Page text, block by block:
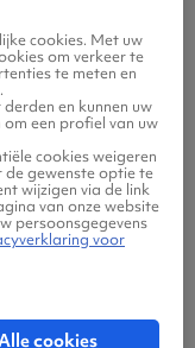
van Malta en
De
paleizen
je de
terwijl de stad
is.
cookies. Met uw
om verkeer te
te meten en
en kunnen uw
een profiel van uw
cookies weigeren
de gewenste optie te
wijzigen via de link
van onze website
persoonsgegevens
voor
cookies